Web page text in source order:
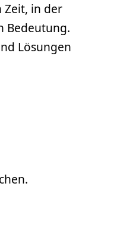
Zeit, in der
Bedeutung.
Lösungen